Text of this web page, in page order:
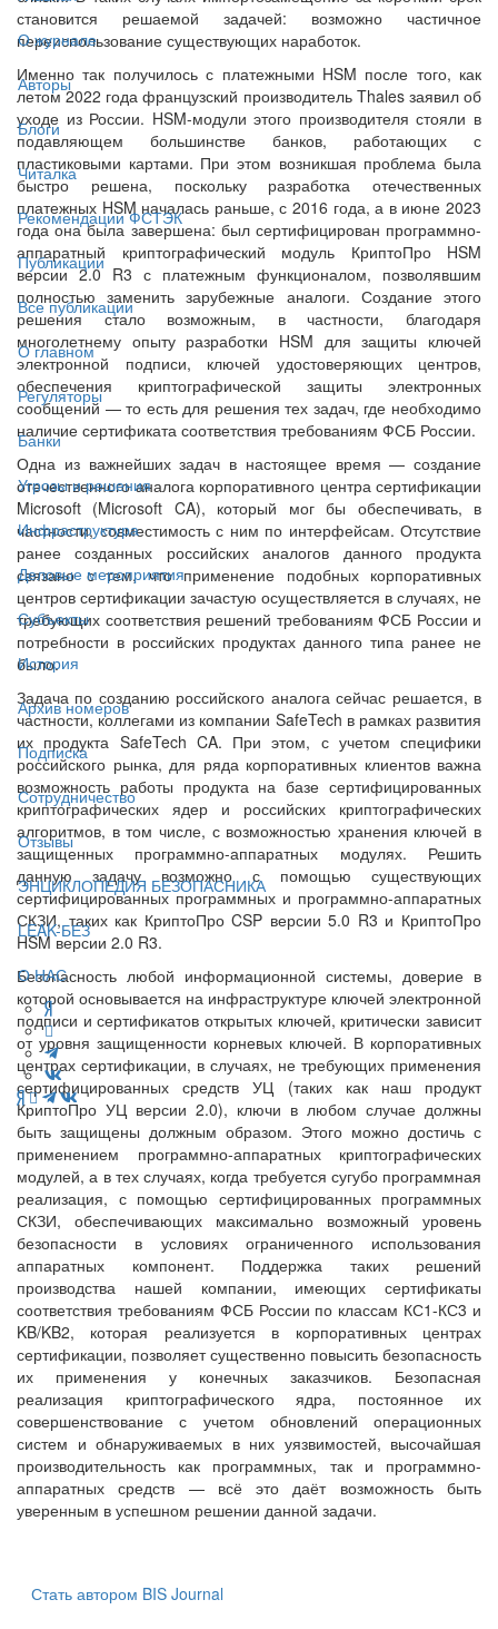
О журнале
Авторы
Блоги
Читалка
Рекомендации ФСТЭК
Публикации
Все публикации
О главном
Регуляторы
Банки
Угрозы и решения
Инфраструктура
Деловые мероприятия
Субъекты
История
Архив номеров
Подписка
Сотрудничество
Отзывы
ЭНЦИКЛОПЕДИЯ БЕЗОПАСНИКА
LEAK-БЕЗ
О НАС
становится решаемой задачей: возможно частичное
переиспользование существующих наработок.
Именно так получилось с платежными HSM после того, как
летом 2022 года французский производитель Thales заявил об
уходе из России. HSM-модули этого производителя стояли в
подавляющем большинстве банков, работающих с
пластиковыми картами. При этом возникшая проблема была
быстро решена, поскольку разработка отечественных
платежных HSM началась раньше, с 2016 года, а в июне 2023
года она была завершена: был сертифицирован программно-
аппаратный криптографический модуль КриптоПро HSM
версии 2.0 R3 с платежным функционалом, позволявшим
полностью заменить зарубежные аналоги. Создание этого
решения стало возможным, в частности, благодаря
многолетнему опыту разработки HSM для защиты ключей
электронной подписи, ключей удостоверяющих центров,
обеспечения криптографической защиты электронных
сообщений — то есть для решения тех задач, где необходимо
наличие сертификата соответствия требованиям ФСБ России.
Одна из важнейших задач в настоящее время — создание
отечественного аналога корпоративного центра сертификации
Microsoft (Microsoft CA), который мог бы обеспечивать, в
частности, совместимость с ним по интерфейсам. Отсутствие
ранее созданных российских аналогов данного продукта
связано с тем, что применение подобных корпоративных
центров сертификации зачастую осуществляется в случаях, не
требующих соответствия решений требованиям ФСБ России и
потребности в российских продуктах данного типа ранее не
было.
Задача по созданию российского аналога сейчас решается, в
частности, коллегами из компании SafeTech в рамках развития
их продукта SafeTech CA. При этом, с учетом специфики
российского рынка, для ряда корпоративных клиентов важна
возможность работы продукта на базе сертифицированных
криптографических ядер и российских криптографических
алгоритмов, в том числе, с возможностью хранения ключей в
защищенных программно-аппаратных модулях. Решить
данную задачу возможно с помощью существующих
сертифицированных программных и программно-аппаратных
СКЗИ, таких как КриптоПро CSP версии 5.0 R3 и КриптоПро
HSM версии 2.0 R3.
Безопасность любой информационной системы, доверие в
которой основывается на инфраструктуре ключей электронной
подписи и сертификатов открытых ключей, критически зависит
от уровня защищенности корневых ключей. В корпоративных
центрах сертификации, в случаях, не требующих применения
сертифицированных средств УЦ (таких как наш продукт
КриптоПро УЦ версии 2.0), ключи в любом случае должны
быть защищены должным образом. Этого можно достичь с
применением программно-аппаратных криптографических
модулей, а в тех случаях, когда требуется сугубо программная
реализация, с помощью сертифицированных программных
СКЗИ, обеспечивающих максимально возможный уровень
безопасности в условиях ограниченного использования
аппаратных компонент. Поддержка таких решений
производства нашей компании, имеющих сертификаты
соответствия требованиям ФСБ России по классам КС1-КС3 и
KB/KB2, которая реализуется в корпоративных центрах
сертификации, позволяет существенно повысить безопасность
их применения у конечных заказчиков. Безопасная
реализация криптографического ядра, постоянное их
совершенствование с учетом обновлений операционных
систем и обнаруживаемых в них уязвимостей, высочайшая
производительность как программных, так и программно-
аппаратных средств — всё это даёт возможность быть
уверенным в успешном решении данной задачи.
Стать автором BIS Journal